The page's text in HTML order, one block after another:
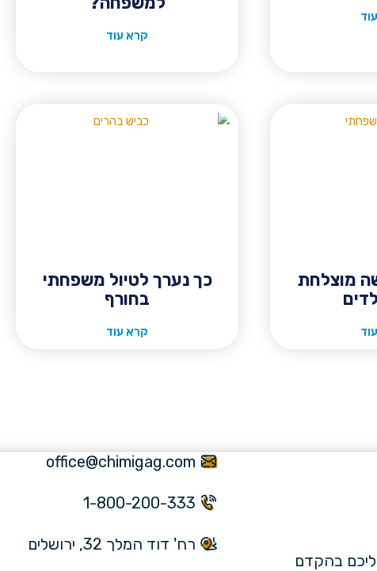
קרא עוד
מוצלחת
כך נערך לטיול משפחתי
בחורף
קרא עוד
בהקדם
office@chimigag.com
1-800-200-333
רח' דוד המלך 32, ירושלים